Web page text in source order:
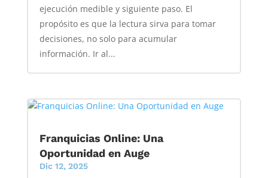
ejecución medible y siguiente paso. El
propósito es que la lectura sirva para tomar
decisiones, no solo para acumular
información. Ir al...
Franquicias Online: Una
Oportunidad en Auge
Dic 12, 2025